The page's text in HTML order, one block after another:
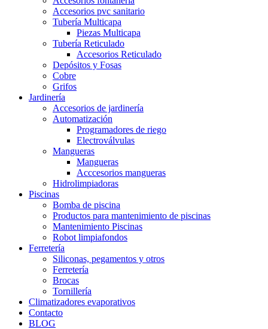
Accesorios pvc sanitario
Tubería Multicapa
Piezas Multicapa
Tubería Reticulado
Accesorios Reticulado
Depósitos y Fosas
Cobre
Grifos
Jardinería
Accesorios de jardinería
Automatización
Programadores de riego
Electroválvulas
Mangueras
Mangueras
Acccesorios mangueras
Hidrolimpiadoras
Piscinas
Bomba de piscina
Productos para mantenimiento de piscinas
Mantenimiento Piscinas
Robot limpiafondos
Ferretería
Siliconas, pegamentos y otros
Ferretería
Brocas
Tornillería
Climatizadores evaporativos
Contacto
BLOG